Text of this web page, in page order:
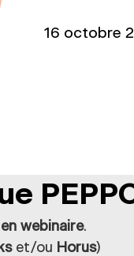
16 octobre
en webinaire.
et/ou Horus)